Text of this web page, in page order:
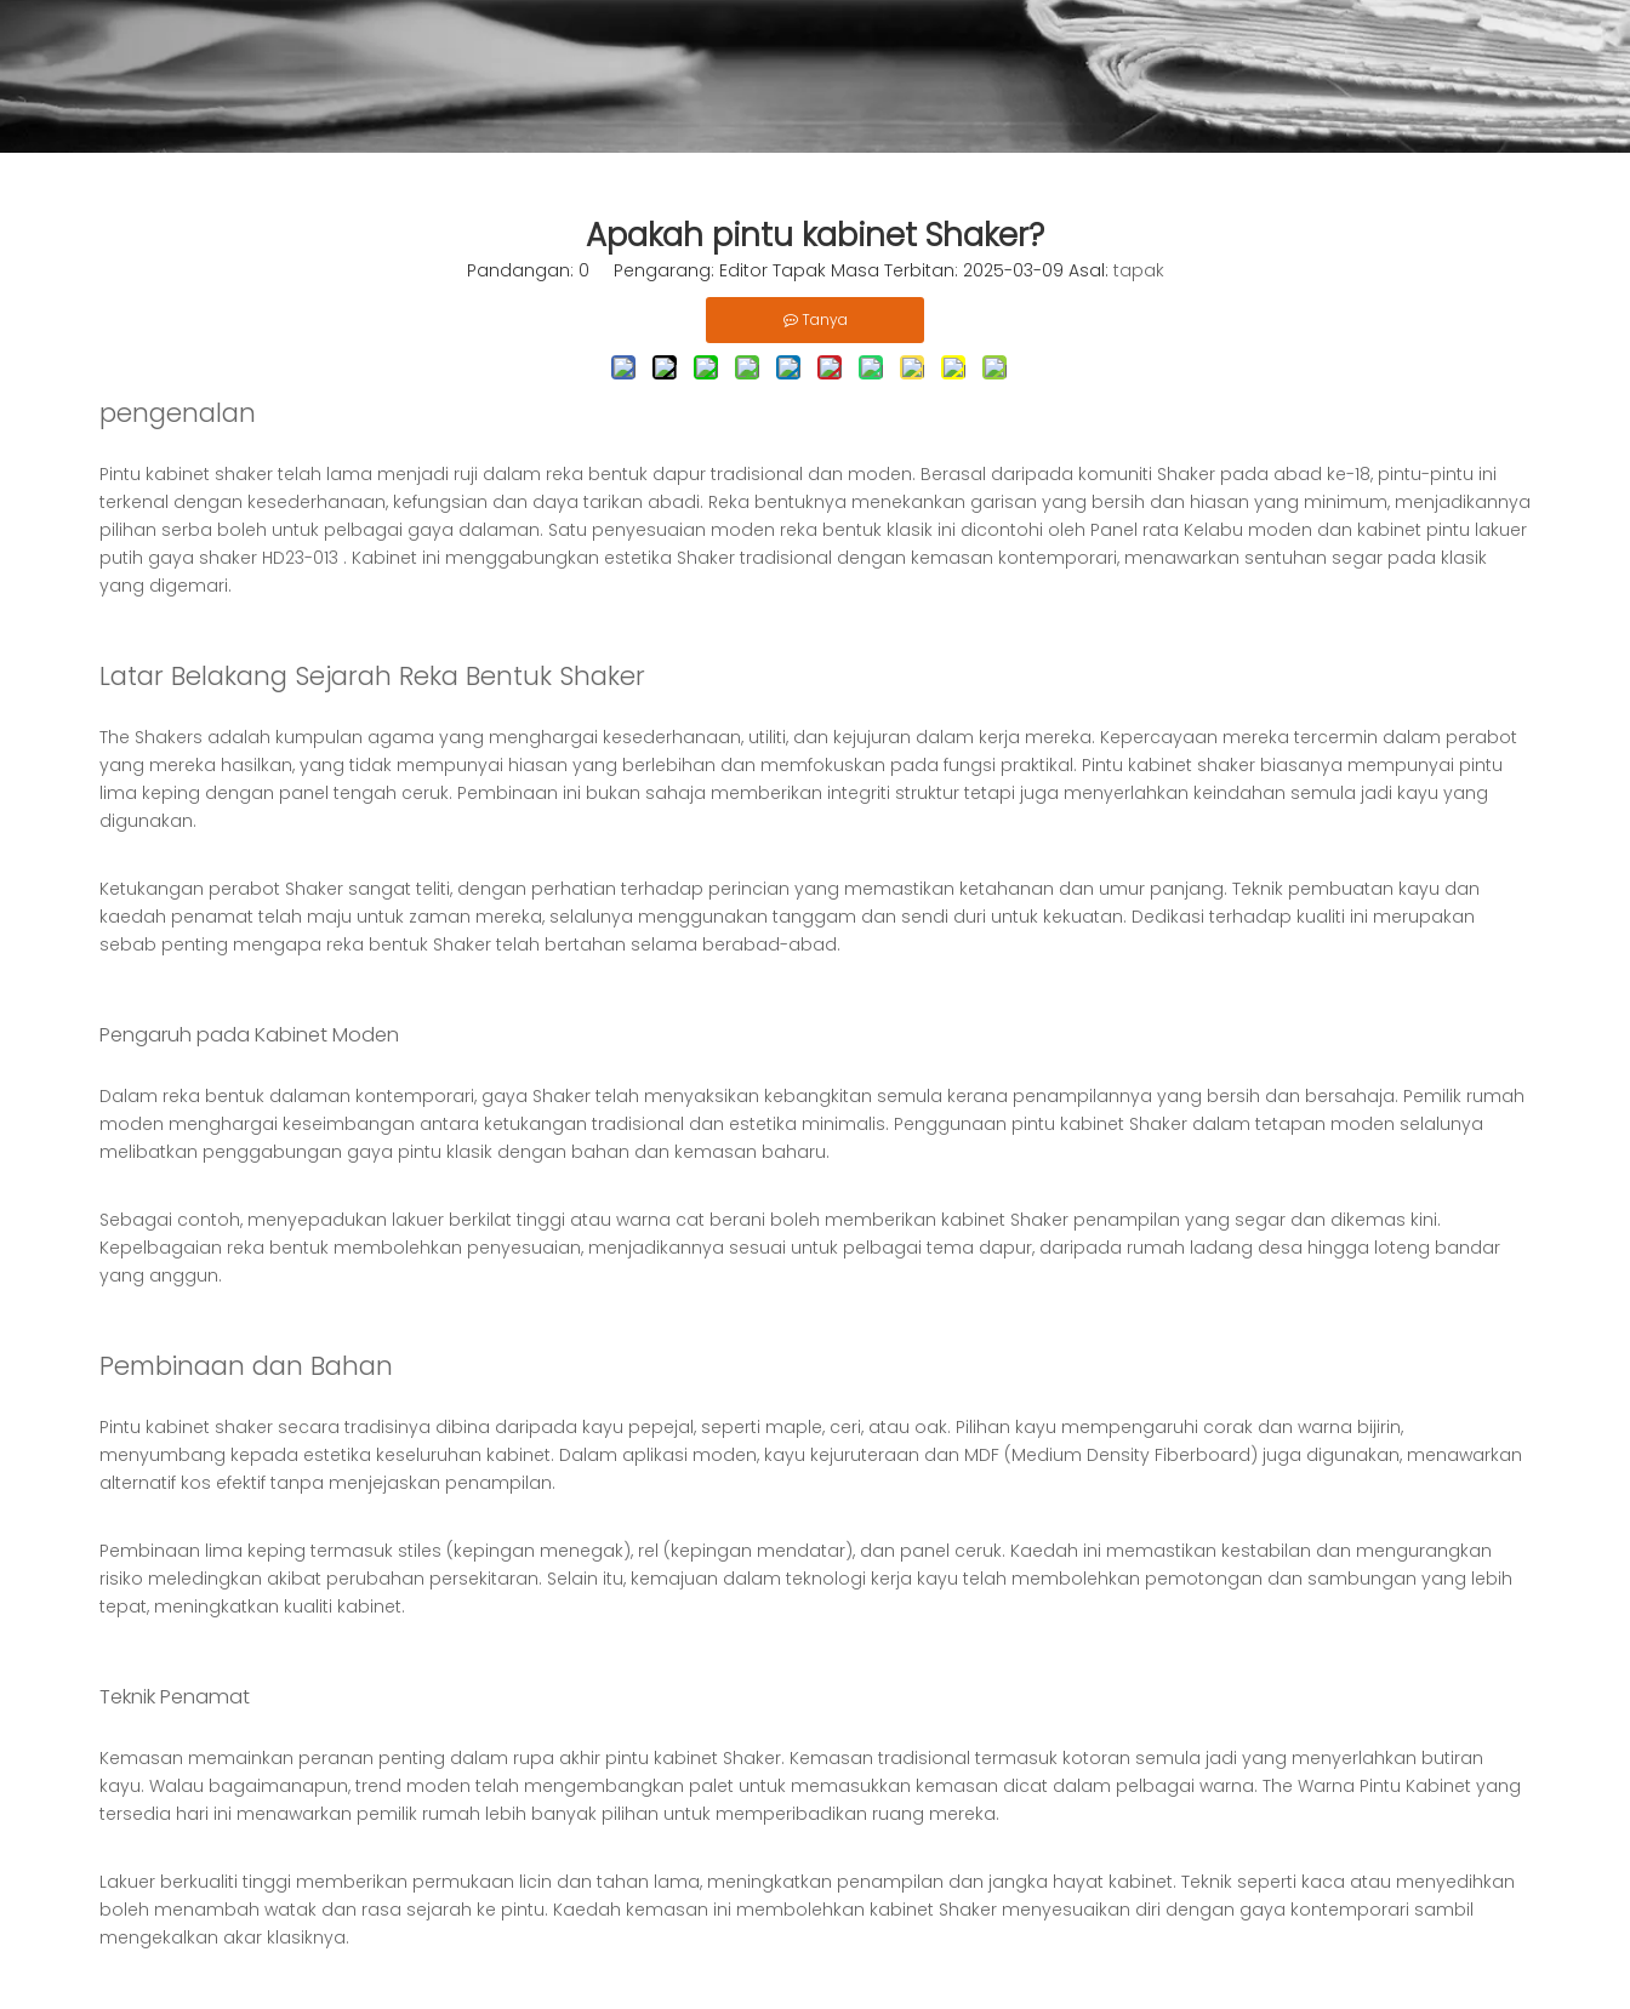
Apakah pintu kabinet Shaker?
Pandangan: 0 Pengarang: Editor Tapak Masa Terbitan: 2025-03-09 Asal: tapak
Tanya
pengenalan
Pintu kabinet shaker telah lama menjadi ruji dalam reka bentuk dapur tradisional dan moden. Berasal daripada komuniti Shaker pada abad ke-18, pintu-pintu ini
terkenal dengan kesederhanaan, kefungsian dan daya tarikan abadi. Reka bentuknya menekankan garisan yang bersih dan hiasan yang minimum, menjadikannya
pilihan serba boleh untuk pelbagai gaya dalaman. Satu penyesuaian moden reka bentuk klasik ini dicontohi oleh Panel rata Kelabu moden dan kabinet pintu lakuer
putih gaya shaker HD23-013 . Kabinet ini menggabungkan estetika Shaker tradisional dengan kemasan kontemporari, menawarkan sentuhan segar pada klasik
yang digemari.
Latar Belakang Sejarah Reka Bentuk Shaker
The Shakers adalah kumpulan agama yang menghargai kesederhanaan, utiliti, dan kejujuran dalam kerja mereka. Kepercayaan mereka tercermin dalam perabot
yang mereka hasilkan, yang tidak mempunyai hiasan yang berlebihan dan memfokuskan pada fungsi praktikal. Pintu kabinet shaker biasanya mempunyai pintu
lima keping dengan panel tengah ceruk. Pembinaan ini bukan sahaja memberikan integriti struktur tetapi juga menyerlahkan keindahan semula jadi kayu yang
digunakan.
Ketukangan perabot Shaker sangat teliti, dengan perhatian terhadap perincian yang memastikan ketahanan dan umur panjang. Teknik pembuatan kayu dan
kaedah penamat telah maju untuk zaman mereka, selalunya menggunakan tanggam dan sendi duri untuk kekuatan. Dedikasi terhadap kualiti ini merupakan
sebab penting mengapa reka bentuk Shaker telah bertahan selama berabad-abad.
Pengaruh pada Kabinet Moden
Dalam reka bentuk dalaman kontemporari, gaya Shaker telah menyaksikan kebangkitan semula kerana penampilannya yang bersih dan bersahaja. Pemilik rumah
moden menghargai keseimbangan antara ketukangan tradisional dan estetika minimalis. Penggunaan pintu kabinet Shaker dalam tetapan moden selalunya
melibatkan penggabungan gaya pintu klasik dengan bahan dan kemasan baharu.
Sebagai contoh, menyepadukan lakuer berkilat tinggi atau warna cat berani boleh memberikan kabinet Shaker penampilan yang segar dan dikemas kini.
Kepelbagaian reka bentuk membolehkan penyesuaian, menjadikannya sesuai untuk pelbagai tema dapur, daripada rumah ladang desa hingga loteng bandar
yang anggun.
Pembinaan dan Bahan
Pintu kabinet shaker secara tradisinya dibina daripada kayu pepejal, seperti maple, ceri, atau oak. Pilihan kayu mempengaruhi corak dan warna bijirin,
menyumbang kepada estetika keseluruhan kabinet. Dalam aplikasi moden, kayu kejuruteraan dan MDF (Medium Density Fiberboard) juga digunakan, menawarkan
alternatif kos efektif tanpa menjejaskan penampilan.
Pembinaan lima keping termasuk stiles (kepingan menegak), rel (kepingan mendatar), dan panel ceruk. Kaedah ini memastikan kestabilan dan mengurangkan
risiko meledingkan akibat perubahan persekitaran. Selain itu, kemajuan dalam teknologi kerja kayu telah membolehkan pemotongan dan sambungan yang lebih
tepat, meningkatkan kualiti kabinet.
Teknik Penamat
Kemasan memainkan peranan penting dalam rupa akhir pintu kabinet Shaker. Kemasan tradisional termasuk kotoran semula jadi yang menyerlahkan butiran
kayu. Walau bagaimanapun, trend moden telah mengembangkan palet untuk memasukkan kemasan dicat dalam pelbagai warna. The Warna Pintu Kabinet yang
tersedia hari ini menawarkan pemilik rumah lebih banyak pilihan untuk memperibadikan ruang mereka.
Lakuer berkualiti tinggi memberikan permukaan licin dan tahan lama, meningkatkan penampilan dan jangka hayat kabinet. Teknik seperti kaca atau menyedihkan
boleh menambah watak dan rasa sejarah ke pintu. Kaedah kemasan ini membolehkan kabinet Shaker menyesuaikan diri dengan gaya kontemporari sambil
mengekalkan akar klasiknya.